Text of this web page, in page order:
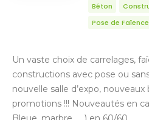
Béton
Pose de Faïence
Un vaste choix de carrelages,
constructions avec pose ou
nouvelle salle d’expo, nouveaux
promotions !!! Nouveautés en